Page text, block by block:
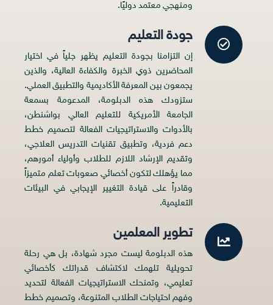
ومنهجي معتمد دوليًا.
جودة التعليم
إن التزامنا بجودة التعليم يظهر جلياً في اختيار
المحاضرين ذوي الخبرة والكفاءة العالية، والذين
يجمعون بين المعرفة الأكاديمية والتطبيق العملي.
ستزودك هذه الدبلومة، المدعومة بسمعة
الجامعة الأمريكية للتعليم العالي بواشنطن،
بالأدوات والاستراتيجيات الفعالة لتصميم خطط
دعم فردية، وتطبيق تقنيات التدريس العلاجي،
وتقديم الإرشاد اللازم للطلاب وأولياء أمورهم،
مما يؤهلك لتكون أخصائي صعوبات تعلم متميزاً
وقادراً على قيادة التغيير الإيجابي في البيئات
التعليمية.
تطوير المعلمين
هذه الدبلومة ليست مجرد شهادة، بل هي رحلة
تحويلية تلهمك لاكتشاف قدراتك كأخصائي
تعليمي، وتمنحك الاستراتيجيات الفعالة لتحديد
وفهم احتياجات الطلاب المتنوعة، وتصميم خطط